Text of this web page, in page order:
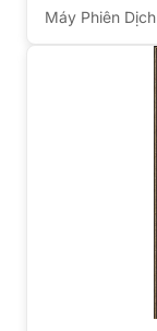
Máy Phiên